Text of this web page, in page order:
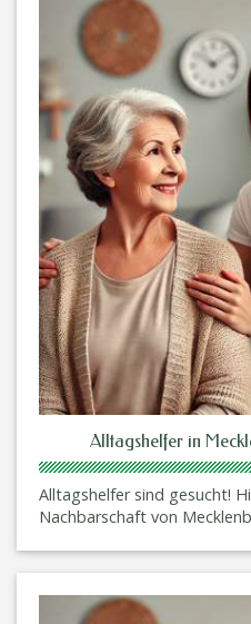
Alltagshelfer in
Alltagshelfer sind gesucht!
Nachbarschaft von